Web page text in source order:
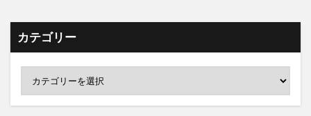
カテゴリー